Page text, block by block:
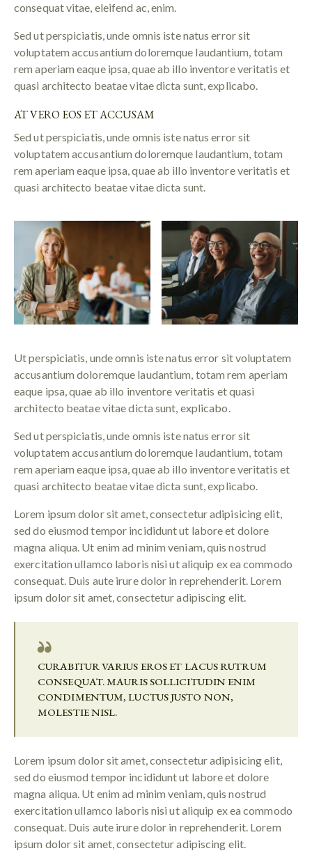
consequat vitae, eleifend ac, enim.
Sed ut perspiciatis, unde omnis iste natus error sit
voluptatem accusantium doloremque laudantium, totam
rem aperiam eaque ipsa, quae ab illo inventore veritatis et
quasi architecto beatae vitae dicta sunt, explicabo.
AT VERO EOS ET ACCUSAM
Sed ut perspiciatis, unde omnis iste natus error sit
voluptatem accusantium doloremque laudantium, totam
rem aperiam eaque ipsa, quae ab illo inventore veritatis et
quasi architecto beatae vitae dicta sunt.
Ut perspiciatis, unde omnis iste natus error sit voluptatem
accusantium doloremque laudantium, totam rem aperiam
eaque ipsa, quae ab illo inventore veritatis et quasi
architecto beatae vitae dicta sunt, explicabo.
Sed ut perspiciatis, unde omnis iste natus error sit
voluptatem accusantium doloremque laudantium, totam
rem aperiam eaque ipsa, quae ab illo inventore veritatis et
quasi architecto beatae vitae dicta sunt, explicabo.
Lorem ipsum dolor sit amet, consectetur adipisicing elit,
sed do eiusmod tempor incididunt ut labore et dolore
magna aliqua. Ut enim ad minim veniam, quis nostrud
exercitation ullamco laboris nisi ut aliquip ex ea commodo
consequat. Duis aute irure dolor in reprehenderit. Lorem
ipsum dolor sit amet, consectetur adipiscing elit.
CURABITUR VARIUS EROS ET LACUS RUTRUM
CONSEQUAT. MAURIS SOLLICITUDIN ENIM
CONDIMENTUM, LUCTUS JUSTO NON,
MOLESTIE NISL.
Lorem ipsum dolor sit amet, consectetur adipisicing elit,
sed do eiusmod tempor incididunt ut labore et dolore
magna aliqua. Ut enim ad minim veniam, quis nostrud
exercitation ullamco laboris nisi ut aliquip ex ea commodo
consequat. Duis aute irure dolor in reprehenderit. Lorem
ipsum dolor sit amet, consectetur adipiscing elit.